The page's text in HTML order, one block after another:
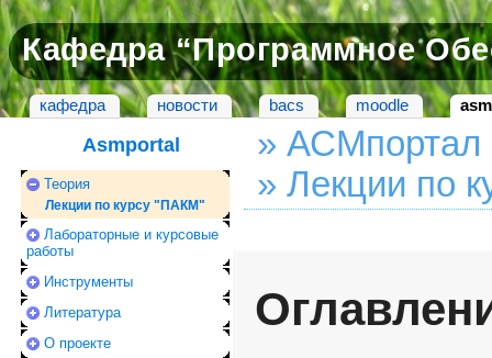
Кафедра “Программное
кафедра новости bacs moodle
Asmportal
Теория
Лекции по курсу "ПАКМ"
Лабораторные и курсовые
работы
Инструменты
Литература
О проекте
» АСМпортал
» Лекции по